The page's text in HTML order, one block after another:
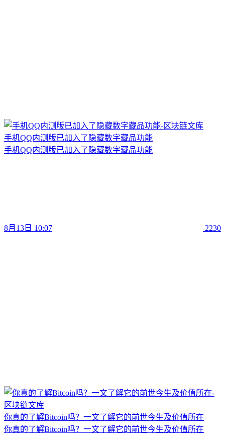
手机QQ内测版已加入了隐藏数字藏品功能
手机QQ内测版已加入了隐藏数字藏品功能
8月13日 10:07 2230
你真的了解Bitcoin吗？一文了解它的前世今生及价值所在
你真的了解Bitcoin吗？一文了解它的前世今生及价值所在